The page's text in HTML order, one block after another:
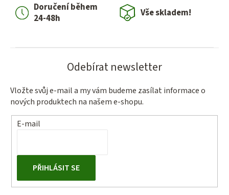
Doručení během
24-48h
Vše skladem!
Odebírat newsletter
Vložte svůj e-mail a my vám budeme zasílat informace o
nových produktech na našem e-shopu.
E-mail
PŘIHLÁSIT SE